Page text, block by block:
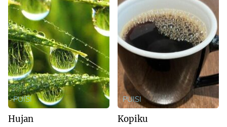
PUISI
Hujan
PUISI
Kopiku